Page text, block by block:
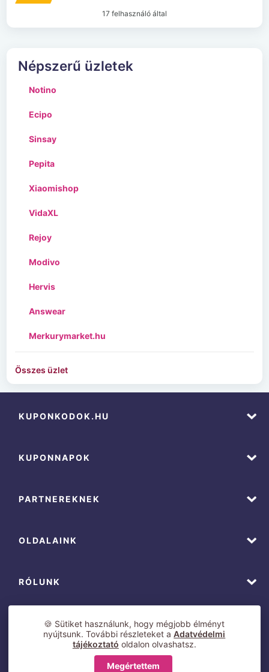
17 felhasználó által
Népszerű üzletek
Notino
Ecipo
Sinsay
Pepita
Xiaomishop
VidaXL
Rejoy
Modivo
Hervis
Answear
Merkurymarket.hu
Összes üzlet
KUPONKODOK.HU
KUPONNAPOK
PARTNEREKNEK
OLDALAINK
RÓLUNK
🍪 Sütiket használunk, hogy mégjobb élményt
nyújtsunk. További részleteket aAdatvédelmi
tájékoztató oldalon olvashatsz.
Megértettem